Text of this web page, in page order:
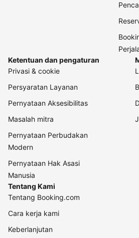
Ketentuan dan pengaturan
Privasi & cookie
Persyaratan Layanan
Pernyataan Aksesibilitas
Masalah mitra
Pernyataan Perbudakan
Modern
Pernyataan Hak Asasi
Manusia
Tentang Kami
Tentang Booking.com
Cara kerja kami
Keberlanjutan